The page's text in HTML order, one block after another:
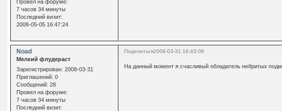
Провел на форуме:
7 часов 34 минуты
Последний визит:
2008-05-05 16:47:24
Поделиться2008-03-31 16:43:06
Noad
Мелкий флудераст
Зарегистрирован: 2008-03-31
Приглашений: 0
Сообщений: 28
Провел на форуме:
7 часов 34 минуты
Последний визит:
На данный момент я счасливый обладатель небритых